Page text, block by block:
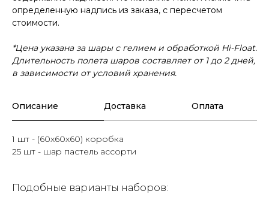
определенную надпись из заказа, с пересчетом
стоимости.
*Цена указана за шары с гелием и обработкой Hi-Float.
Длительность полета шаров составляет от 1 до 2 дней,
в зависимости от условий хранения.
Описание Доставка Оплата
1 шт - (60х60х60) коробка
25 шт - шар пастель ассорти
Подобные варианты наборов: